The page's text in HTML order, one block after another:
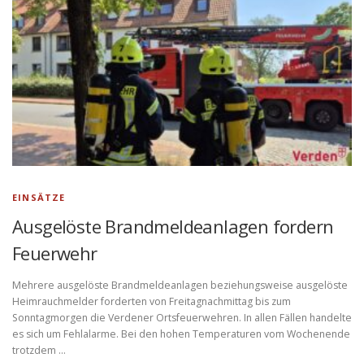
EINSÄTZE
Ausgelöste Brandmeldeanlagen fordern
Feuerwehr
Mehrere ausgelöste Brandmeldeanlagen beziehungsweise ausgelöste
Heimrauchmelder forderten von Freitagnachmittag bis zum
Sonntagmorgen die Verdener Ortsfeuerwehren. In allen Fällen handelte
es sich um Fehlalarme. Bei den hohen Temperaturen vom Wochenende
trotzdem …